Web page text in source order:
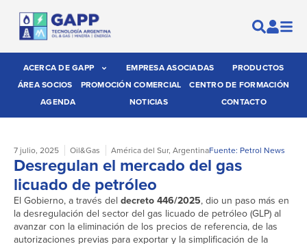
ACERCA DE GAPP EMPRESA ASOCIADAS
PRODUCTOS
ÁREA SOCIOS
PROMOCIÓN COMERCIAL
CENTRO DE FORMACIÓN
AGENDA
NOTICIAS CONTACTO
7 julio, 2025 Oil&Gas América del Sur, ArgentinaFuente: Petrol News
Desregulan el mercado del gas
licuado de petróleo
El Gobierno, a través del decreto 446/2025, dio un paso más en
la desregulación del sector del gas licuado de petróleo (GLP) al
avanzar con la eliminación de los precios de referencia, de las
autorizaciones previas para exportar y la simplificación de la